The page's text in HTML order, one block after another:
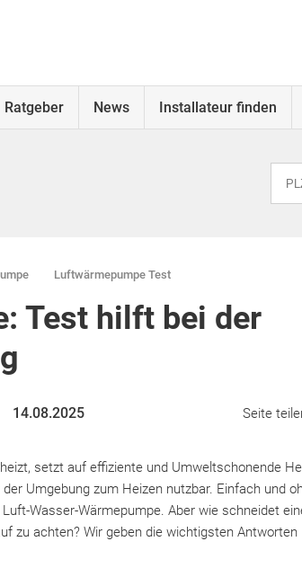
Ratgeber News Installateur finden
Luftwärmepumpe Test
Test hilft bei der
14.08.2025 Seite
setzt auf effiziente und Umweltschonende
Umgebung zum Heizen nutzbar. Einfach und
Wasser-Wärmepumpe. Aber wie schneidet
zu achten? Wir geben die wichtigsten Antworten